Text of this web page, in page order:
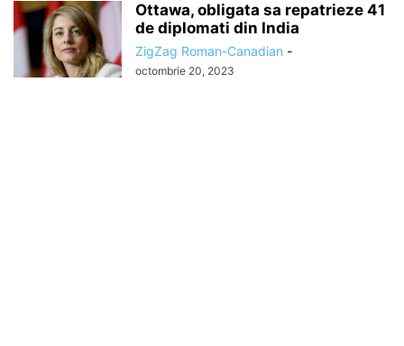
Ottawa, obligata sa repatrieze 41
de diplomati din India
ZigZag Roman-Canadian -
octombrie 20, 2023